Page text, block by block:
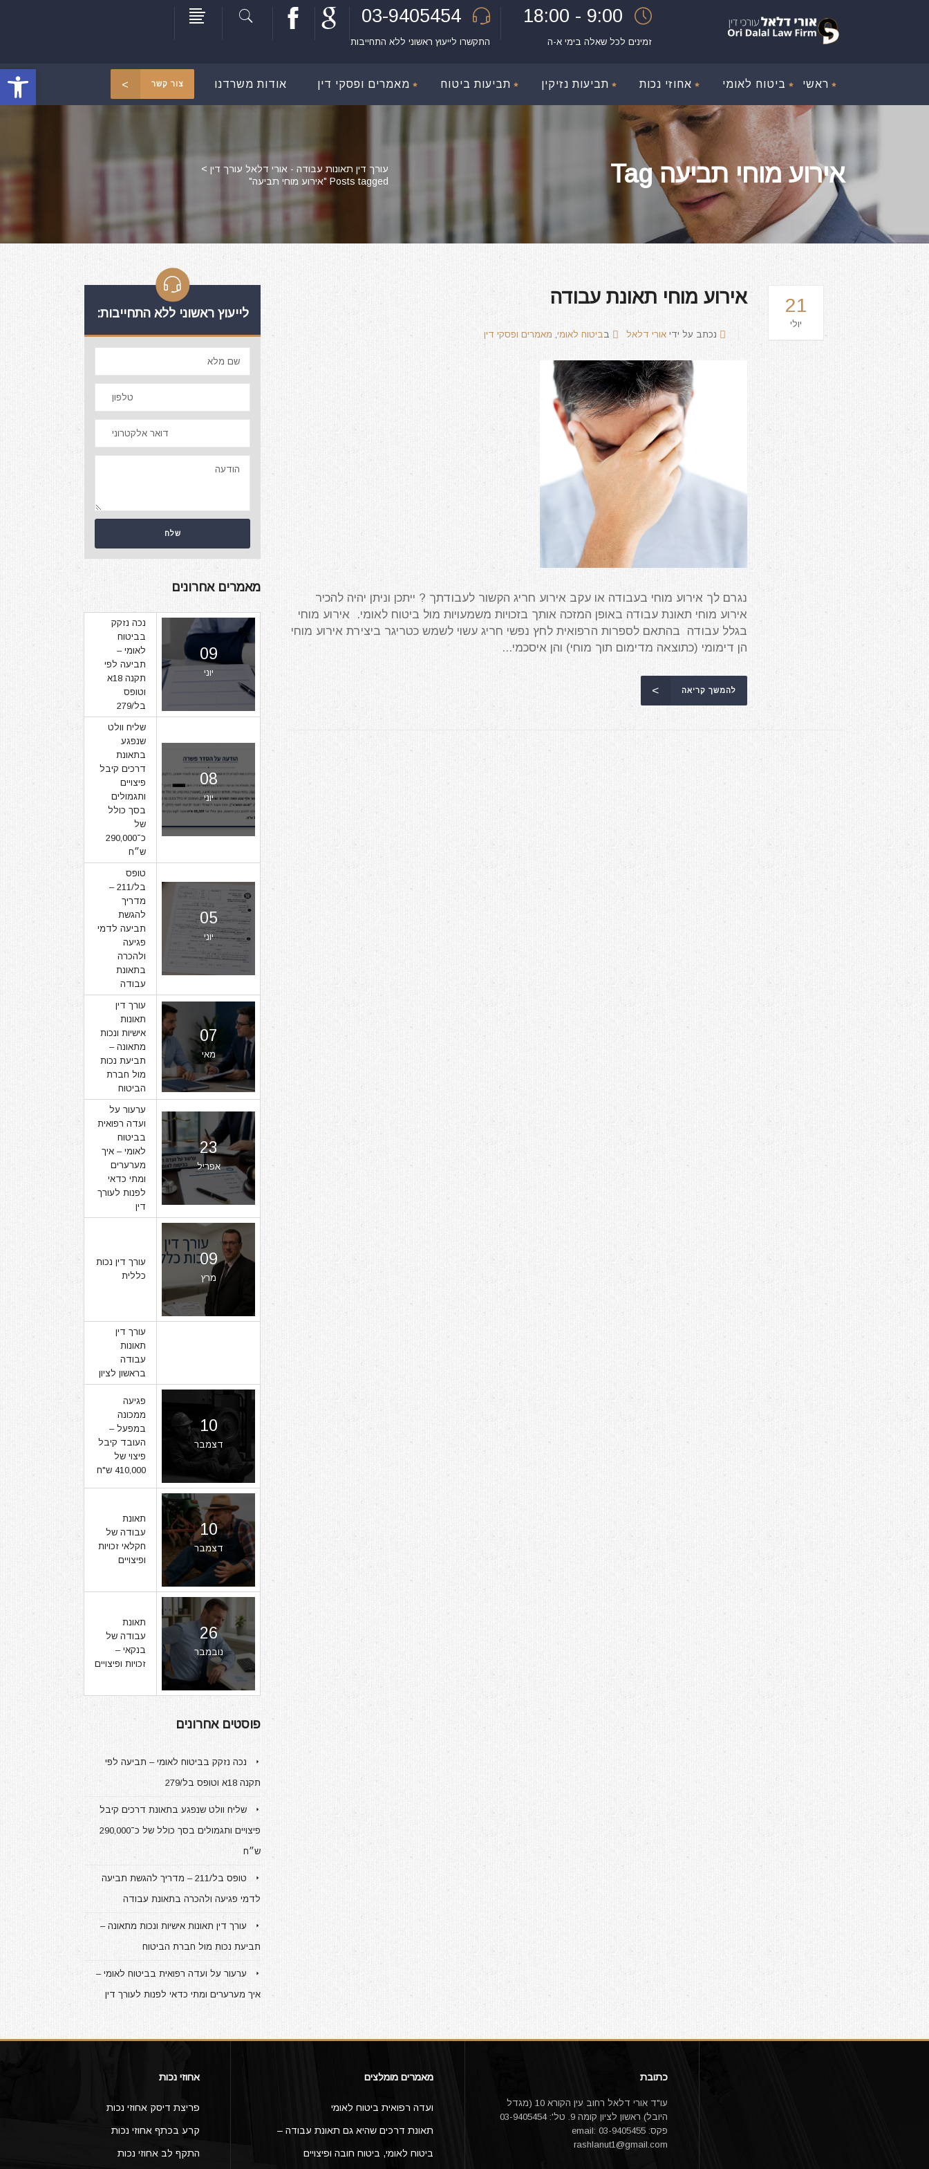
פתח
03-9405454
התקשרו לייעוץ ראשוני ללא התחייבות
9:00 - 18:00
זמינים לכל שאלה בימי א-ה
ראשי ביטוח לאומי אחוזי נכות תביעות נזיקין תביעות ביטוח מאמרים ופסקי דין אודות משרדנו צור קשר
אירוע מוחי תביעה Tag עורך דין תאונות עבודה - אורי דלאל עורך דין >
Posts tagged "אירוע מוחי תביעה"
לייעוץ ראשוני ללא התחייבות:
מאמרים אחרונים
09
יוני
נכה נזקק
בביטוח
לאומי –
תביעה לפי
תקנה 18א
וטופס
בל/279
08
יוני
שליח וולט
שנפגע
בתאונת
דרכים קיבל
פיצויים
ותגמולים
בסך כולל
של
כ־290,000
ש״ח
05
יוני
טופס
בל/211 –
מדריך
להגשת
תביעה לדמי
פגיעה
ולהכרה
בתאונת
עבודה
07
מאי
עורך דין
תאונות
אישיות ונכות
מתאונה –
תביעת נכות
מול חברת
הביטוח
23
אפריל
ערעור על
ועדה רפואית
בביטוח
לאומי – איך
מערערים
ומתי כדאי
לפנות לעורך
דין
09
מרץ
עורך דין נכות
כללית
עורך דין
תאונות
עבודה
בראשון לציון
10
דצמבר
פגיעה
ממכונה
במפעל –
העובד קיבל
פיצוי של
410,000 ש"ח
10
דצמבר
תאונת
עבודה של
חקלאי זכויות
ופיצויים
26
נובמבר
תאונת
עבודה של
בנקאי –
זכויות ופיצויים
פוסטים אחרונים
נכה נזקק בביטוח לאומי – תביעה לפי
תקנה 18א וטופס בל/279
שליח וולט שנפגע בתאונת דרכים קיבל
פיצויים ותגמולים בסך כולל של כ־290,000
ש״ח
טופס בל/211 – מדריך להגשת תביעה
לדמי פגיעה ולהכרה בתאונת עבודה
עורך דין תאונות אישיות ונכות מתאונה –
תביעת נכות מול חברת הביטוח
ערעור על ועדה רפואית בביטוח לאומי –
איך מערערים ומתי כדאי לפנות לעורך דין
21
יולי
אירוע מוחי תאונת עבודה
נכתב על ידי אורי דלאל בביטוח לאומי, מאמרים ופסקי דין
נגרם לך אירוע מוחי בעבודה או עקב אירוע חריג הקשור לעבודתך ? ייתכן וניתן יהיה להכיר
אירוע מוחי תאונת עבודה באופן המזכה אותך בזכויות משמעויות מול ביטוח לאומי. אירוע מוחי
בגלל עבודה בהתאם לספרות הרפואית לחץ נפשי חריג עשוי לשמש כטריגר ביצירת אירוע מוחי
הן דימומי (כתוצאה מדימום תוך מוחי) והן איסכמי...
להמשך קריאה
אחוזי נכות
פריצת דיסק אחוזי נכות
קרע בכתף אחוזי נכות
התקף לב אחוזי נכות
מאמרים מומלצים
ועדה רפואית ביטוח לאומי
תאונת דרכים שהיא גם תאונת עבודה –
ביטוח לאומי, ביטוח חובה ופיצויים
כתובת
עו"ד אורי דלאל רחוב עין הקורא 10 (מגדל
היובל) ראשון לציון קומה 9. טל': 03-9405454
פקס: 03-9405455 email:
rashlanut1@gmail.com